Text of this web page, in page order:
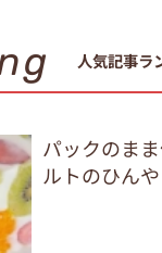
人気記事ラ
パックのま
ルトのひん